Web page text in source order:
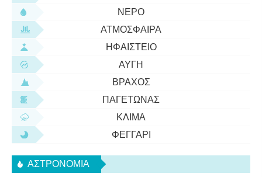
ΝΕΡΌ
ΑΤΜΌΣΦΑΙΡΑ
ΗΦΑΊΣΤΕΙΟ
ΑΥΓΉ
ΒΡΆΧΟΣ
ΠΑΓΕΤΏΝΑΣ
ΚΛΊΜΑ
ΦΕΓΓΆΡΙ
ΑΣΤΡΟΝΟΜΊΑ